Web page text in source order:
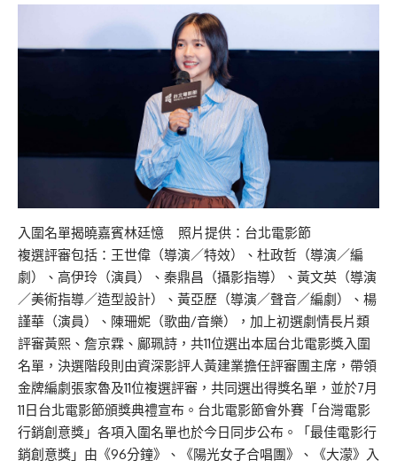
入圍名單揭曉嘉賓林廷憶 照片提供：台北電影節
複選評審包括：王世偉（導演／特效）、杜政哲（導演／編
劇）、高伊玲（演員）、秦鼎昌（攝影指導）、黃文英（導演
／美術指導／造型設計）、黃亞歷（導演／聲音／編劇）、楊
謹華（演員）、陳珊妮（歌曲/音樂），加上初選劇情長片類
評審黃熙、詹京霖、鄺珮詩，共11位選出本屆台北電影獎入圍
名單，決選階段則由資深影評人黃建業擔任評審團主席，帶領
金牌編劇張家魯及11位複選評審，共同選出得獎名單，並於7月
11日台北電影節頒獎典禮宣布。台北電影節會外賽「台灣電影
行銷創意獎」各項入圍名單也於今日同步公布。「最佳電影行
銷創意獎」由《96分鐘》、《陽光女子合唱團》、《大濛》入